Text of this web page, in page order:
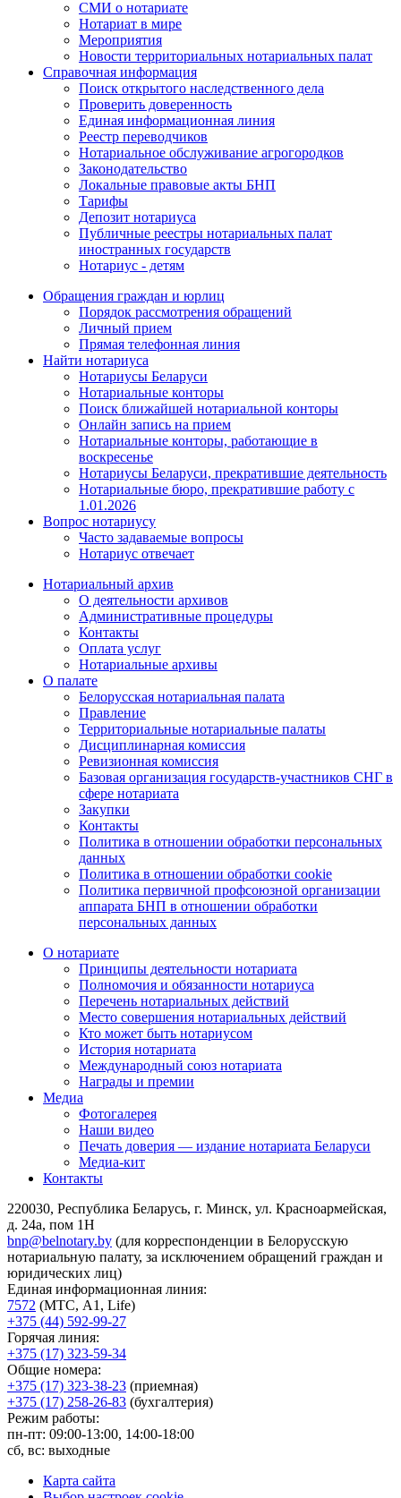
СМИ о нотариате
Нотариат в мире
Мероприятия
Новости территориальных нотариальных палат
Справочная информация
Поиск открытого наследственного дела
Проверить доверенность
Единая информационная линия
Реестр переводчиков
Нотариальное обслуживание агрогородков
Законодательство
Локальные правовые акты БНП
Тарифы
Депозит нотариуса
Публичные реестры нотариальных палат
иностранных государств
Нотариус - детям
Обращения граждан и юрлиц
Порядок рассмотрения обращений
Личный прием
Прямая телефонная линия
Найти нотариуса
Нотариусы Беларуси
Нотариальные конторы
Поиск ближайшей нотариальной конторы
Онлайн запись на прием
Нотариальные конторы, работающие в
воскресенье
Нотариусы Беларуси, прекратившие деятельность
Нотариальные бюро, прекратившие работу с
1.01.2026
Вопрос нотариусу
Часто задаваемые вопросы
Нотариус отвечает
Нотариальный архив
О деятельности архивов
Административные процедуры
Контакты
Оплата услуг
Нотариальные архивы
О палате
Белорусская нотариальная палата
Правление
Территориальные нотариальные палаты
Дисциплинарная комиссия
Ревизионная комиссия
Базовая организация государств-участников СНГ в
сфере нотариата
Закупки
Контакты
Политика в отношении обработки персональных
данных
Политика в отношении обработки cookie
Политика первичной профсоюзной организации
аппарата БНП в отношении обработки
персональных данных
О нотариате
Принципы деятельности нотариата
Полномочия и обязанности нотариуса
Перечень нотариальных действий
Место совершения нотариальных действий
Кто может быть нотариусом
История нотариата
Международный союз нотариата
Награды и премии
Медиа
Фотогалерея
Наши видео
Печать доверия — издание нотариата Беларуси
Медиа-кит
Контакты
220030, Республика Беларусь, г. Минск, ул. Красноармейская,
д. 24а, пом 1Н
bnp@belnotary.by (для корреспонденции в Белорусскую
нотариальную палату, за исключением обращений граждан и
юридических лиц)
Единая информационная линия:
7572 (МТС, A1, Life)
+375 (44) 592-99-27
Горячая линия:
+375 (17) 323-59-34
Общие номера:
+375 (17) 323-38-23 (приемная)
+375 (17) 258-26-83 (бухгалтерия)
Режим работы:
пн-пт: 09:00-13:00, 14:00-18:00
сб, вс: выходные
Карта сайта